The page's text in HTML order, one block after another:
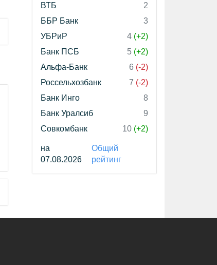
ВТБ
2
ББР Банк
3
УБРиР
4 (+2)
Банк ПСБ
5 (+2)
Альфа-Банк
6 (-2)
Россельхозбанк
7 (-2)
Банк Инго
8
Банк Уралсиб
9
Совкомбанк
10 (+2)
на
07.08.2026
Общий
рейтинг